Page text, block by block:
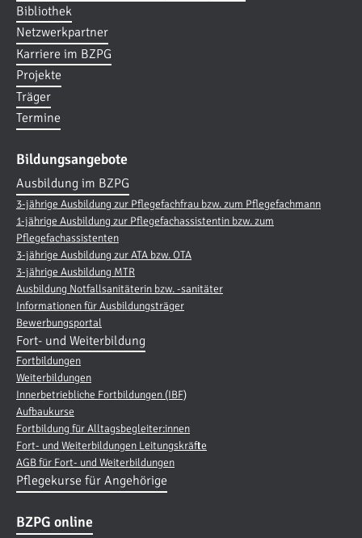
Bibliothek
Netzwerkpartner
Karriere im BZPG
Projekte
Träger
Termine
Bildungsangebote
Ausbildung im BZPG
3-jährige Ausbildung zur Pflegefachfrau bzw. zum Pflegefachmann
1-jährige Ausbildung zur Pflegefachassistentin bzw. zum
Pflegefachassistenten
3-jährige Ausbildung zur ATA bzw. OTA
3-jährige Ausbildung MTR
Ausbildung Notfallsanitäterin bzw. -sanitäter
Informationen für Ausbildungsträger
Bewerbungsportal
Fort- und Weiterbildung
Fortbildungen
Weiterbildungen
Innerbetriebliche Fortbildungen (IBF)
Aufbaukurse
Fortbildung für Alltagsbegleiter:innen
Fort- und Weiterbildungen Leitungskräfte
AGB für Fort- und Weiterbildungen
Pflegekurse für Angehörige
BZPG online